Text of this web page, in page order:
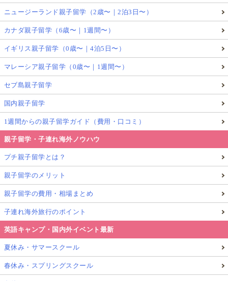
みんなの評価:5 1件)
子育て アメリカ
シュタイナー教育
アメリカ子育て事情
SAT
この記事を執筆したGlolea!アンバサダー
Glolea! 国境を越えたホリスティックな学びの
アンバサダー
ワシントンDC
2008−16年まで北米在住。2015−16年北米ワシントンDCで夏のホ
リスティックな親子留学プログラム「グローバルコンシャス」を
主宰。北米・中米・アフリカなど各地の自然に足を運んだ経験を
活かし、現在、人と自然をつなげるジャーニー・ワークショップ
のプログラムForest Beats -森の鼓動-を運営。
ニュージーランド親子留学（2歳〜｜2泊3日〜）
カナダ親子留学（6歳〜｜1週間〜）
イギリス親子留学（0歳〜｜4泊5日〜）
マレーシア親子留学（0歳〜｜1週間〜）
セブ島親子留学
国内親子留学
1週間からの親子留学ガイド（費用・口コミ）
親子留学・子連れ海外ノウハウ
プチ親子留学とは？
親子留学のメリット
親子留学の費用・相場まとめ
子連れ海外旅行のポイント
英語キャンプ・国内外イベント最新
夏休み・サマースクール
春休み・スプリングスクール